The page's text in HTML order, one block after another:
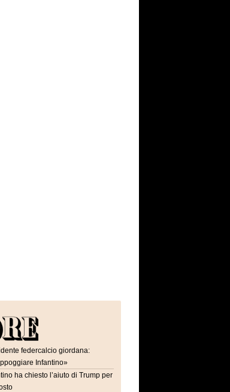
federcalcio giordana:
Infantino»
ha chiesto l’aiuto di Trump per